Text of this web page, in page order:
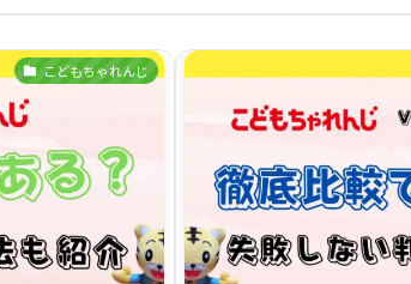
こどもちゃれんじ